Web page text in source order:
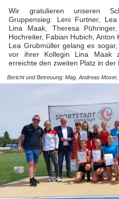
Wir gratulieren unseren
Gruppensieg: Leni Furtner,
Lina Maak, Theresa
Hochreiter, Fabian Hubich, Anton
Lea Grubmüller gelang es
vor ihrer Kollegin Lina Maak
erreichte den zweiten Platz in der
Bericht und Betreuung: Mag. Andreas